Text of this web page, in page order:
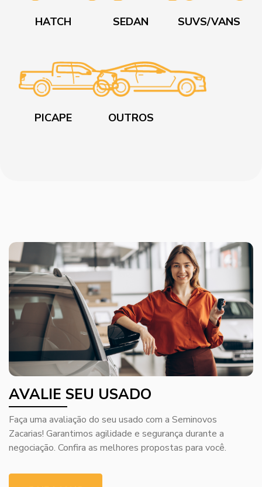
HATCH SEDAN SUVS/VANS
PICAPE OUTROS
AVALIE SEU USADO
Faça uma avaliação do seu usado com a Seminovos
Zacarias! Garantimos agilidade e segurança durante a
negociação. Confira as melhores propostas para você.